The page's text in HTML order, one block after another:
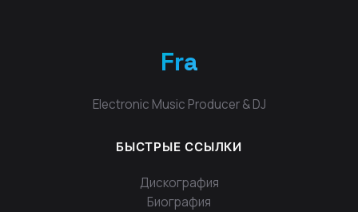
Fra
Electronic Music Producer & DJ
БЫСТРЫЕ ССЫЛКИ
Дискография
Биография